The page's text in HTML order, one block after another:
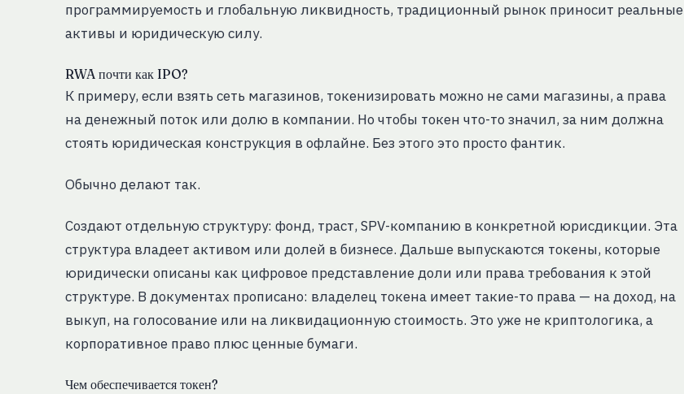
программируемость и глобальную ликвидность, традиционный рынок приносит реальные
активы и юридическую силу.
RWA почти как IPO?
К примеру, если взять сеть магазинов, токенизировать можно не сами магазины, а права
на денежный поток или долю в компании. Но чтобы токен что-то значил, за ним должна
стоять юридическая конструкция в офлайне. Без этого это просто фантик.
Обычно делают так.
Создают отдельную структуру: фонд, траст, SPV-компанию в конкретной юрисдикции. Эта
структура владеет активом или долей в бизнесе. Дальше выпускаются токены, которые
юридически описаны как цифровое представление доли или права требования к этой
структуре. В документах прописано: владелец токена имеет такие-то права — на доход, на
выкуп, на голосование или на ликвидационную стоимость. Это уже не криптологика, а
корпоративное право плюс ценные бумаги.
Чем обеспечивается токен?